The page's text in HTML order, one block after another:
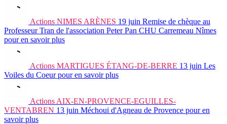
Actions NIMES ARÈNES 19 juin Remise de chèque au
Professeur Tran de l'association Peter Pan CHU Carremeau Nîmes
pour en savoir plus
Actions MARTIGUES ÉTANG-DE-BERRE 13 juin Les
Voiles du Coeur pour en savoir plus
Actions AIX-EN-PROVENCE-EGUILLES-
VENTABREN 13 juin Méchoui d'Agneau de Provence pour en
savoir plus